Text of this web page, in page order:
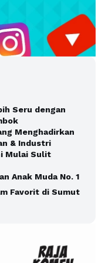
Seru dengan
Menghadirkan
& Industri
Mulai Sulit
Anak Muda No. 1
Favorit di Sumut